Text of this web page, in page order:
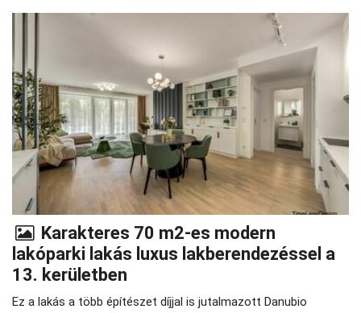
Karakteres 70 m2-es modern
lakóparki lakás luxus lakberendezéssel a
13. kerületben
Ez a lakás a több építészet díjjal is jutalmazott Danubio